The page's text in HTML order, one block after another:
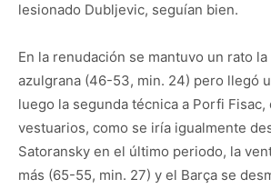
lesionado Dubljevic, seguían bien.
En la renudación se mantuvo un rato
azulgrana (46-53, min. 24) pero llegó
luego la segunda técnica a Porfi Fisac,
vestuarios, como se iría igualmente
Satoransky en el último periodo, la
más (65-55, min. 27) y el Barça se